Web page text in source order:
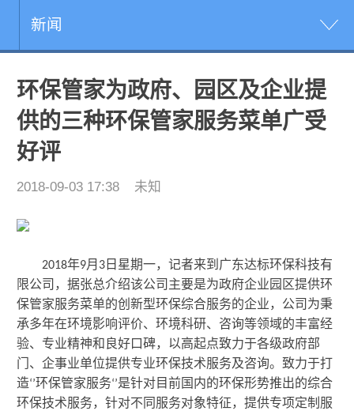
新闻
环保管家为政府、园区及企业提
供的三种环保管家服务菜单广受
好评
2018-09-03 17:38 未知
2018年9月 3 日星期一，记者来到广东达标环保科技有
限公司，据张总介绍该公司主要是为政府企业园区提供环
保管家服务菜单的创新型环保综合服务的企业，公司为秉
承多年在环境影响评价、环境科研、咨询等领域的丰富经
验、专业精神和良好口碑，以高起点致力于各级政府部
门、企事业单位提供专业环保技术服务及咨询。致力于打
造‘’环保管家服务‘’是针对目前国内的环保形势推出的综合
环保技术服务，针对不同服务对象特征，提供专项定制服